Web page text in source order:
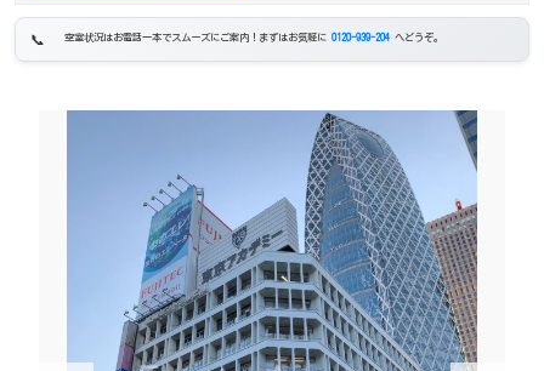
空室状況はお電話一本でスムーズにご案内！まずはお気軽に 0120-939-204 へどうぞ。